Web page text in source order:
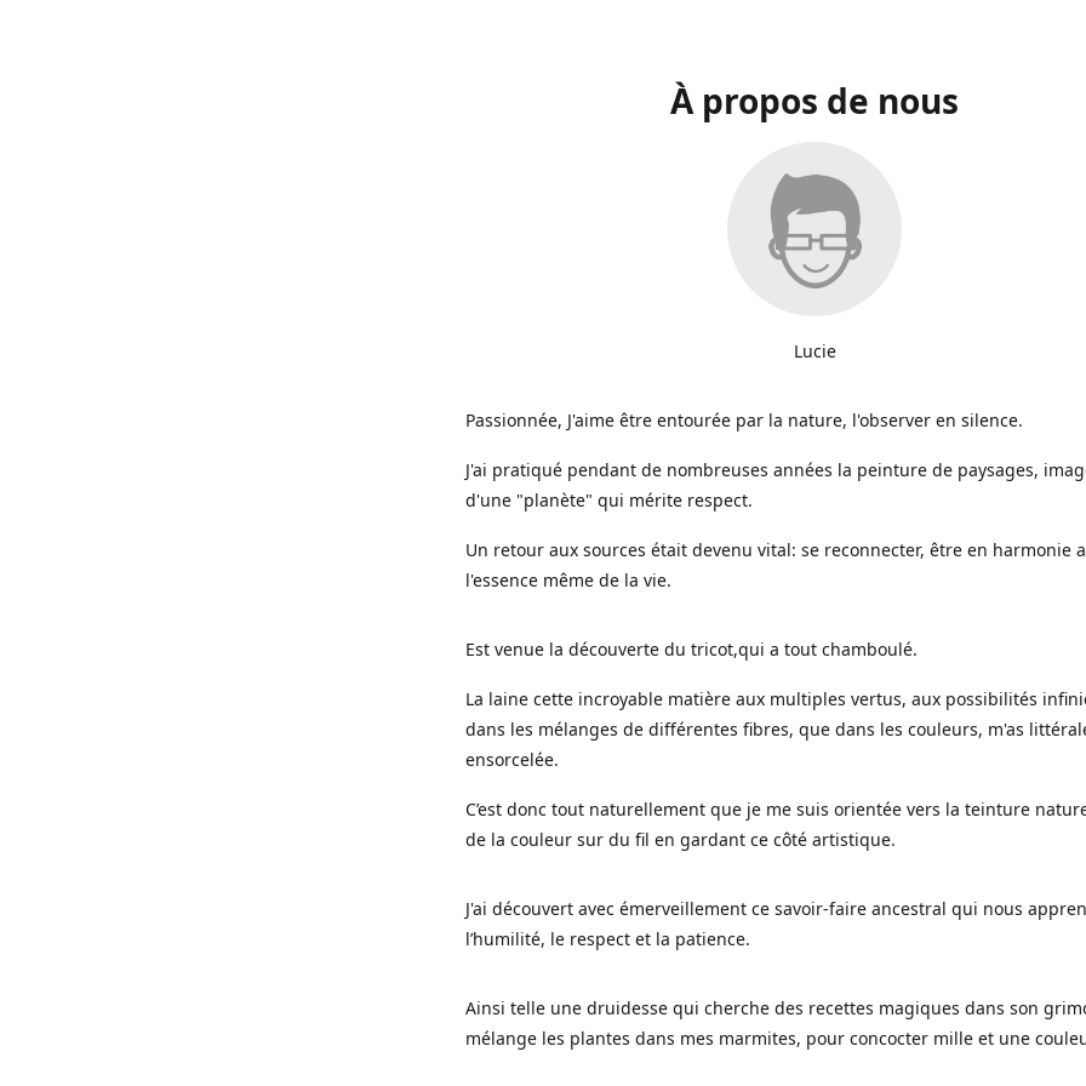
À propos de nous
Lucie
Passionnée, J'aime être entourée par la nature, l'observer en silence.
J'ai pratiqué pendant de nombreuses années la peinture de paysages,
d'une "planète" qui mérite respect.
Un retour aux sources était devenu vital: se reconnecter, être en harmonie
l'essence même de la vie.
Est venue la découverte du tricot,qui a tout chamboulé.
La laine cette incroyable matière aux multiples vertus, aux possibilités
dans les mélanges de différentes fibres, que dans les couleurs, m'as
ensorcelée.
C’est donc tout naturellement que je me suis orientée vers la teinture
de la couleur sur du fil en gardant ce côté artistique.
J'ai découvert avec émerveillement ce savoir-faire ancestral qui nous
l’humilité, le respect et la patience.
Ainsi telle une druidesse qui cherche des recettes magiques dans son
mélange les plantes dans mes marmites, pour concocter mille et une